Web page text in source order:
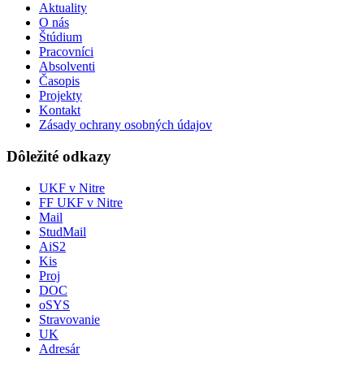
Aktuality
O nás
Štúdium
Pracovníci
Absolventi
Časopis
Projekty
Kontakt
Zásady ochrany osobných údajov
Dôležité odkazy
UKF v Nitre
FF UKF v Nitre
Mail
StudMail
AiS2
Kis
Proj
DOC
oSYS
Stravovanie
UK
Adresár